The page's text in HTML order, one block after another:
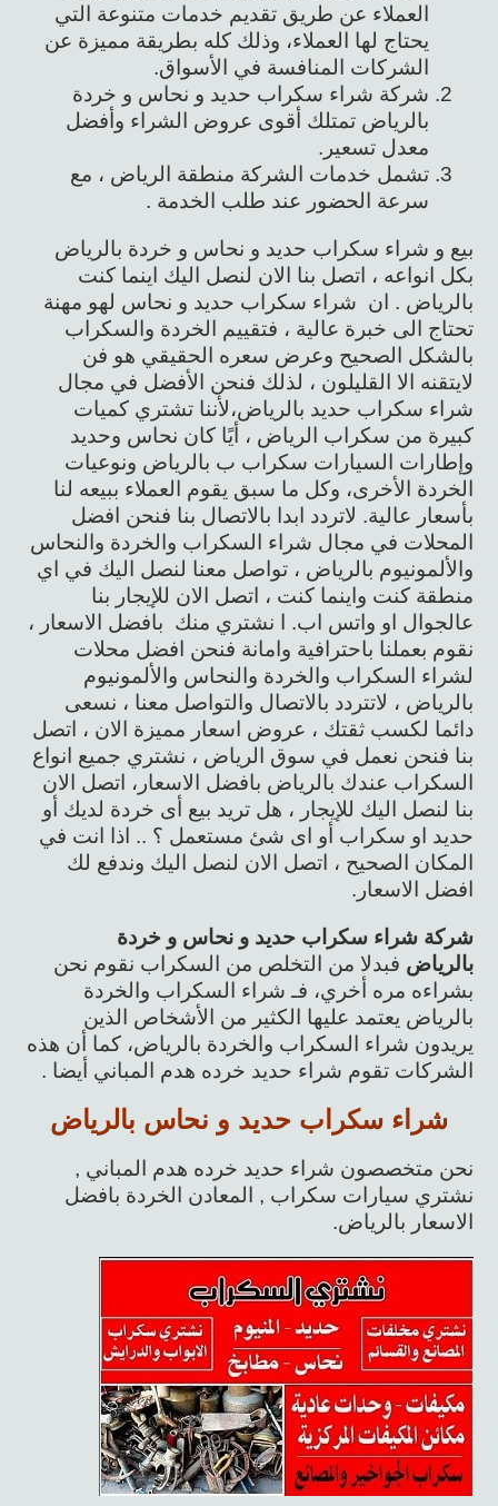
العملاء عن طريق تقديم خدمات متنوعة التي
يحتاج لها العملاء، وذلك كله بطريقة مميزة عن
الشركات المنافسة في الأسواق.
شركة شراء سكراب حديد و نحاس و خردة
بالرياض تمتلك أقوى عروض الشراء وأفضل
معدل تسعير.
تشمل خدمات الشركة منطقة الرياض ، مع
سرعة الحضور عند طلب الخدمة .
بيع و شراء سكراب حديد و نحاس و خردة بالرياض
بكل انواعه ، اتصل بنا الان لنصل اليك اينما كنت
بالرياض . ان شراء سكراب حديد و نحاس لهو مهنة
تحتاج الى خبرة عالية ، فتقييم الخردة والسكراب
بالشكل الصحيح وعرض سعره الحقيقي هو فن
لايتقنه الا القليلون ، لذلك فنحن الأفضل في مجال
شراء سكراب حديد بالرياض،لأننا تشتري كميات
كبيرة من سكراب الرياض ، أيًا كان نحاس وحديد
وإطارات السيارات سكراب ب بالرياض ونوعيات
الخردة الأخرى، وكل ما سبق يقوم العملاء ببيعه لنا
بأسعار عالية. لاتردد ابدا بالاتصال بنا فنحن افضل
المحلات في مجال شراء السكراب والخردة والنحاس
والألمونيوم بالرياض ، تواصل معنا لنصل اليك في اي
منطقة كنت واينما كنت ، اتصل الان للإيجار بنا
عالجوال او واتس اب. ا نشتري منك بافضل الاسعار ،
نقوم بعملنا باحترافية وامانة فنحن افضل محلات
لشراء السكراب والخردة والنحاس والألمونيوم
بالرياض ، لاتتردد بالاتصال والتواصل معنا ، نسعى
دائما لكسب ثقتك ، عروض اسعار مميزة الان ، اتصل
بنا فنحن نعمل في سوق الرياض ، نشتري جميع انواع
السكراب عندك بالرياض بافضل الاسعار، اتصل الان
بنا لنصل اليك للإيجار ، هل تريد بيع أى خردة لديك أو
حديد او سكراب أو اى شئ مستعمل ؟ .. اذا انت في
المكان الصحيح ، اتصل الان لنصل اليك وندفع لك
افضل الاسعار.
شركة شراء سكراب حديد و نحاس و خردة
بالرياض فبدلا من التخلص من السكراب نقوم نحن
بشراءه مره أخري، فـ شراء السكراب والخردة
بالرياض يعتمد عليها الكثير من الأشخاص الذين
يريدون شراء السكراب والخردة بالرياض، كما أن هذه
الشركات تقوم شراء حديد خرده هدم المباني أيضا .
شراء سكراب حديد و نحاس بالرياض
نحن متخصصون شراء حديد خرده هدم المباني ,
نشتري سيارات سكراب , المعادن الخردة بافضل
الاسعار بالرياض.